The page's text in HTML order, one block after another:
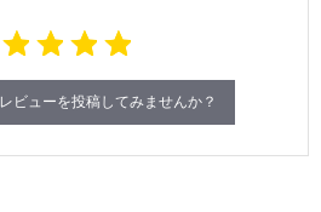
g
ビューを投稿してみませんか？